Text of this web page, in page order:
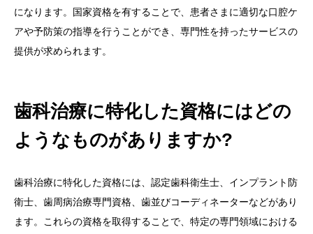
になります。国家資格を有することで、患者さまに適切な口腔ケ
アや予防策の指導を行うことができ、専門性を持ったサービスの
提供が求められます。
歯科治療に特化した資格にはどの
ようなものがありますか?
歯科治療に特化した資格には、認定歯科衛生士、インプラント防
衛士、歯周病治療専門資格、歯並びコーディネーターなどがあり
ます。これらの資格を取得することで、特定の専門領域における